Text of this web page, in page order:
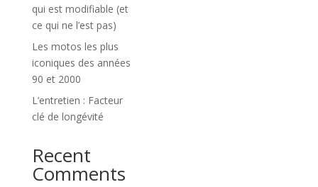
qui est modifiable (et
ce qui ne l’est pas)
Les motos les plus
iconiques des années
90 et 2000
L’entretien : Facteur
clé de longévité
Recent
Comments